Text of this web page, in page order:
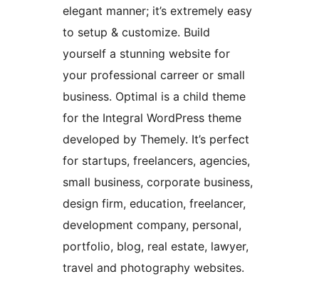
elegant manner; it’s extremely easy
to setup & customize. Build
yourself a stunning website for
your professional carreer or small
business. Optimal is a child theme
for the Integral WordPress theme
developed by Themely. It’s perfect
for startups, freelancers, agencies,
small business, corporate business,
design firm, education, freelancer,
development company, personal,
portfolio, blog, real estate, lawyer,
travel and photography websites.